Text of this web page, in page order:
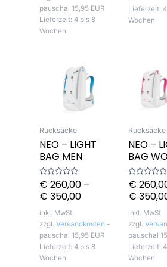
pauschal 15,95 EUR
Lieferzeit: 4 bis 8
Wochen
Lieferzeit:
Wochen
Rucksäcke
NEO – LIGHT
BAG MEN
Bewertet
mit
0
5
€ 260,00 –
€ 350,00
inkl. MwSt.
zzgl. Versandkosten -
pauschal 15,95 EUR
Lieferzeit: 4 bis 8
Wochen
Rucksäcke
NEO –
BAG
Bewertet
mit
0
5
€
€
inkl. MwSt.
zzgl.
pauschal
Lieferzeit:
Wochen